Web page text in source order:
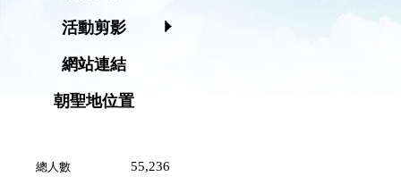
活動剪影
網站連結
朝聖地位置
總人數 55,236